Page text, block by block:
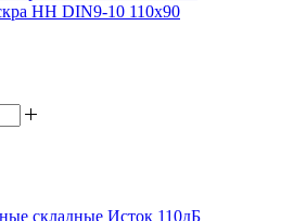
НН DIN9-10 110х90